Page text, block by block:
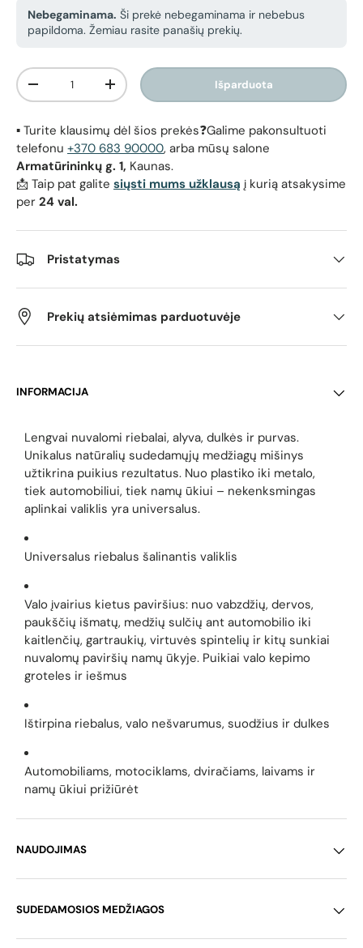
Nebegaminama. Ši prekė nebegaminama ir nebebus
papildoma. Žemiau rasite panašių prekių.
Kiekis
Sumažinti kiekįPadidinti kiekį Išparduota
▪️ Turite klausimų dėl šios prekės❓Galime pakonsultuoti
telefonu +370 683 90000, arba mūsų salone
Armatūrininkų g. 1, Kaunas.
📩 Taip pat galite siųsti mums užklausą į kurią atsakysime
per 24 val.
Pristatymas
Prekių atsiėmimas parduotuvėje
INFORMACIJA
Lengvai nuvalomi riebalai, alyva, dulkės ir purvas.
Unikalus natūralių sudedamųjų medžiagų mišinys
užtikrina puikius rezultatus. Nuo plastiko iki metalo,
tiek automobiliui, tiek namų ūkiui – nekenksmingas
aplinkai valiklis yra universalus.
Universalus riebalus šalinantis valiklis
Valo įvairius kietus paviršius: nuo vabzdžių, dervos,
paukščių išmatų, medžių sulčių ant automobilio iki
kaitlenčių, gartraukių, virtuvės spintelių ir kitų sunkiai
nuvalomų paviršių namų ūkyje. Puikiai valo kepimo
groteles ir iešmus
Ištirpina riebalus, valo nešvarumus, suodžius ir dulkes
Automobiliams, motociklams, dviračiams, laivams ir
namų ūkiui prižiūrėt
NAUDOJIMAS
SUDEDAMOSIOS MEDŽIAGOS